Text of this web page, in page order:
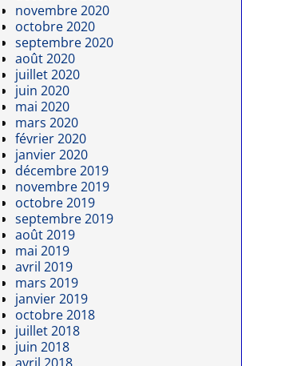
novembre 2020
octobre 2020
septembre 2020
août 2020
juillet 2020
juin 2020
mai 2020
mars 2020
février 2020
janvier 2020
décembre 2019
novembre 2019
octobre 2019
septembre 2019
août 2019
mai 2019
avril 2019
mars 2019
janvier 2019
octobre 2018
juillet 2018
juin 2018